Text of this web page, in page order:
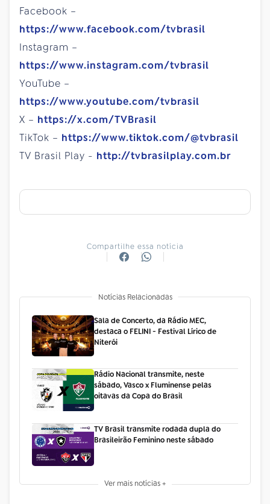
Facebook –
https://www.facebook.com/tvbrasil
Instagram –
https://www.instagram.com/tvbrasil
YouTube –
https://www.youtube.com/tvbrasil
X – https://x.com/TVBrasil
TikTok – https://www.tiktok.com/@tvbrasil
TV Brasil Play - http://tvbrasilplay.com.br
Compartilhe essa notícia
Notícias Relacionadas
Sala de Concerto, da Rádio MEC,
destaca o FELINI - Festival Lírico de
Niterói
Rádio Nacional transmite, neste
sábado, Vasco x Fluminense pelas
oitavas da Copa do Brasil
TV Brasil transmite rodada dupla do
Brasileirão Feminino neste sábado
Ver mais notícias +